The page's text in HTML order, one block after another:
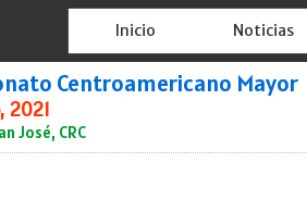
Inicio Noticias
Centroamericano Mayor
2021
José, CRC